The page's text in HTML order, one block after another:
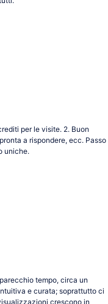
per le visite. 2. Buon
a rispondere, ecc. Passo
uniche.
tempo, circa un
e curata; soprattutto ci
crescono in